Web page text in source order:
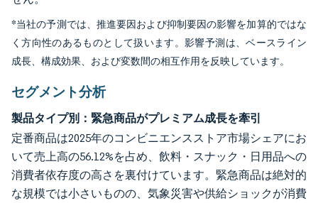
*当社の予測では、推進要因および抑制要因の影響を加算的ではな
く方向性のあるものとして扱います。影響予測は、ベースライン
成長、構成効果、および変数間の相互作用を反映しています。
セグメント分析
製品タイプ別：緊急商品がプレミアム成長を牽引
定番商品は2025年のコンビニエンスストア市場シェアにお
いて売上高の56.12%を占め、飲料・スナック・日用品への
消費者依存度の高さを裏付けています。緊急商品は絶対的
な規模では小さいものの、気象災害や供給ショックが消費